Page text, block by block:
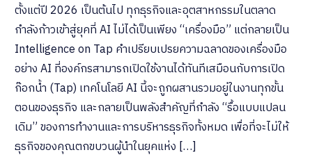
ตั้งแต่ปี 2026 เป็นต้นไป ทุกธุรกิจและอุตสาหกรรมในตลาด
กำลังก้าวเข้าสู่ยุคที่ AI ไม่ได้เป็นเพียง “เครื่องมือ” แต่กลายเป็น
Intelligence on Tap คำเปรียบเปรยความฉลาดของเครื่องมือ
อย่าง AI ที่องค์กรสามารถเปิดใช้งานได้ทันทีเสมือนกับการเปิด
ก๊อกน้ำ (Tap) เทคโนโลยี AI นี้จะถูกผสานรวมอยู่ในงานทุกขั้น
ตอนของธุรกิจ และกลายเป็นพลังสำคัญที่กำลัง “รื้อแบบแปลน
เดิม” ของการทำงานและการบริหารธุรกิจทั้งหมด เพื่อที่จะไม่ให้
ธุรกิจของคุณตกขบวนผู้นำในยุคแห่ง […]